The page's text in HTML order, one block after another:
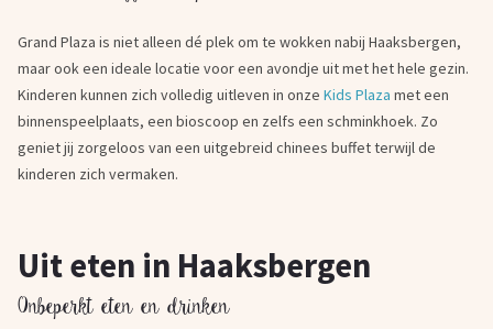
Grand Plaza is niet alleen dé plek om te wokken nabij Haaksbergen,
maar ook een ideale locatie voor een avondje uit met het hele gezin.
Kinderen kunnen zich volledig uitleven in onze Kids Plaza met een
binnenspeelplaats, een bioscoop en zelfs een schminkhoek. Zo
geniet jij zorgeloos van een uitgebreid chinees buffet terwijl de
kinderen zich vermaken.
Uit eten in Haaksbergen
Onbeperkt eten en drinken